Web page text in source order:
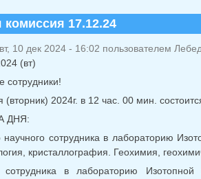
комиссия 17.12.24
10 дек 2024 - 16:02 пользователем
(вт)
сотрудники!
(вторник) 2024г. в 12 час. 00 мин.
ДНЯ:
научного сотрудника в лабораторию
кристаллография. Геохимия,
сотрудника в лабораторию